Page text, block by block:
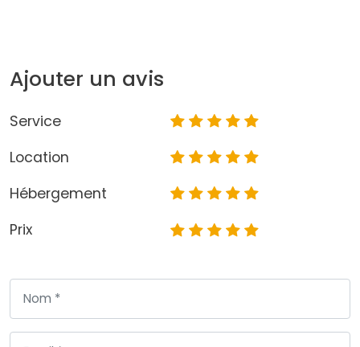
Ajouter un avis
Service
Location
Hébergement
Prix